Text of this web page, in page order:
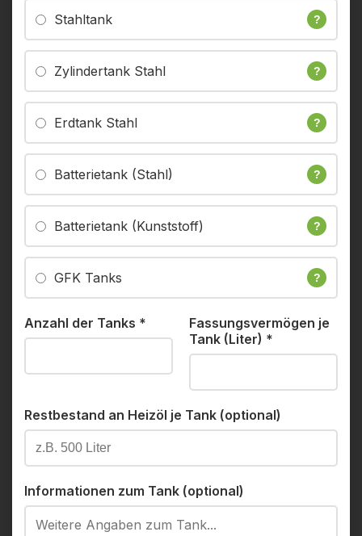
Stahltank ?
Zylindertank Stahl ?
Erdtank Stahl ?
Batterietank (Stahl) ?
Batterietank (Kunststoff) ?
GFK Tanks ?
Anzahl der Tanks *
Fassungsvermögen je
Tank (Liter) *
Restbestand an Heizöl je Tank (optional)
Informationen zum Tank (optional)